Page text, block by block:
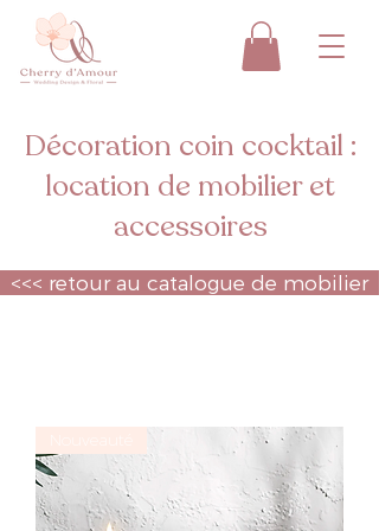
Décoration coin cocktail :
location de mobilier et
accessoires
<<< retour au catalogue de mobilier